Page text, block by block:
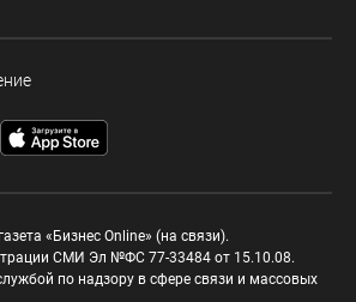
«Бизнес Online» (на связи).
СМИ Эл №ФС 77-33484 от 15.10.08.
по надзору в сфере связи и массовых